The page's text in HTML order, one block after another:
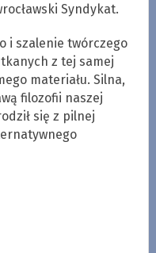
Syndykat.
i szalenie twórczego
z tej samej
materiału. Silna,
filozofii naszej
się z pilnej